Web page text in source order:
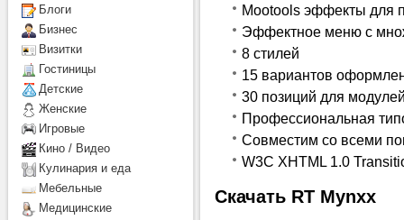
Mootools эффекты для
Эффектное меню с
8 стилей
15 вариантов
30 позиций для
Профессиональная
Совместим со всеми
W3C XHTML 1.0
Скачать RT Mynxx
Блоги
Бизнес
Визитки
Гостиницы
Детcкие
Женские
Игровые
Кино / Видео
Кулинария и еда
Мебельные
Медицинские